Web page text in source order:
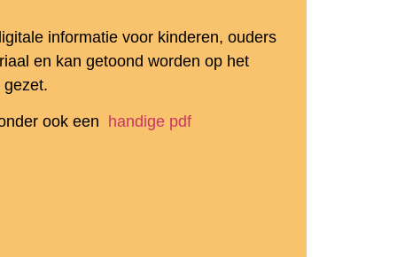
informatie voor kinderen, ouders
en kan getoond worden op het
gezet.
ook een handige pdf